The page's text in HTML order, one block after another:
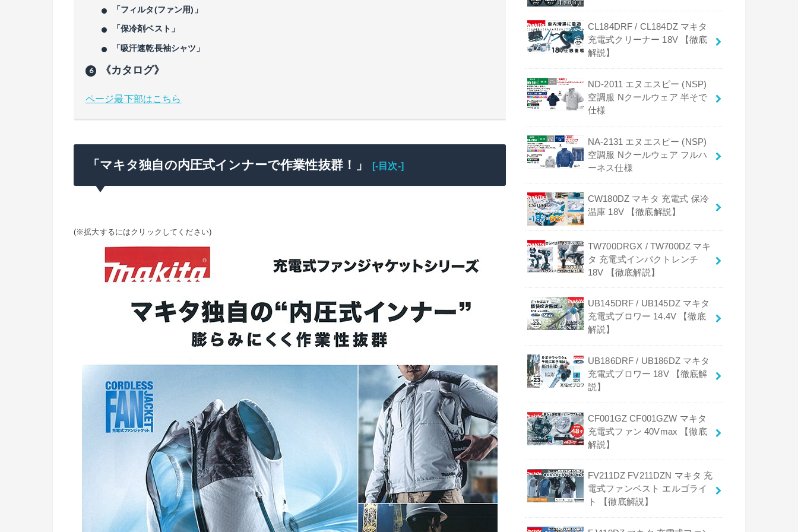
「フィルタ(ファン用)」
「保冷剤ベスト」
「吸汗速乾長袖シャツ」
《カタログ》
ページ最下部はこちら
「マキタ独自の内圧式インナーで作業性抜群！」 [-目次-]
(※拡大するにはクリックしてください)
CL184DRF / CL184DZ マキタ
充電式クリーナー 18V 【徹底
解説】
ND-2011 エヌエスピー (NSP)
空調服 Nクールウェア 半そで
仕様
NA-2131 エヌエスピー (NSP)
空調服 Nクールウェア フルハ
ーネス仕様
CW180DZ マキタ 充電式 保冷
温庫 18V 【徹底解説】
TW700DRGX / TW700DZ マキ
タ 充電式インパクトレンチ
18V 【徹底解説】
UB145DRF / UB145DZ マキタ
充電式ブロワー 14.4V 【徹底
解説】
UB186DRF / UB186DZ マキタ
充電式ブロワー 18V 【徹底解
説】
CF001GZ CF001GZW マキタ
充電式ファン 40Vmax 【徹底
解説】
FV211DZ FV211DZN マキタ 充
電式ファンベスト エルゴライ
ト 【徹底解説】